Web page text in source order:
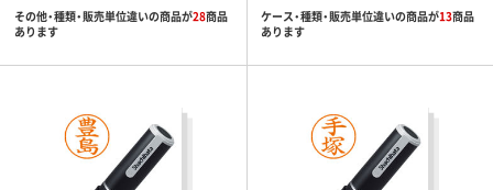
その他・種類・販売単位違いの商品が28商品
あります
ケース・種類・販売単位違いの商品が13商品
あります